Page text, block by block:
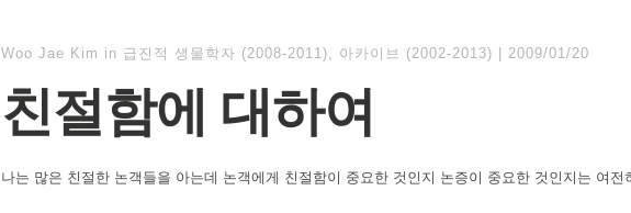
Woo Jae Kim in 급진적 생물학자 (2008-2011), 아카이브 (2002-2013) 2009/01/20
친절함에 대하여
나는 많은 친절한 논객들을 아는데 논객에게 친절함이 중요한 것인지 논증이 중요한 것인지는 여전